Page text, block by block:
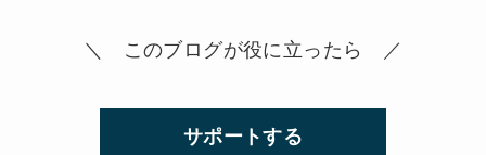
＼ このブログが役に立ったら ／
サポートする